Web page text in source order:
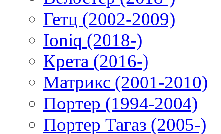
Гетц (2002-2009)
Ioniq (2018-)
Крета (2016-)
Матрикс (2001-2010)
Портер (1994-2004)
Портер Тагаз (2005-)